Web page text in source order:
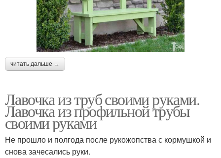
читать дальше →
Лавочка из труб своими руками.
Лавочка из профильной трубы
своими руками
Не прошло и полгода после рукожопства с кормушкой и
снова зачесались руки.